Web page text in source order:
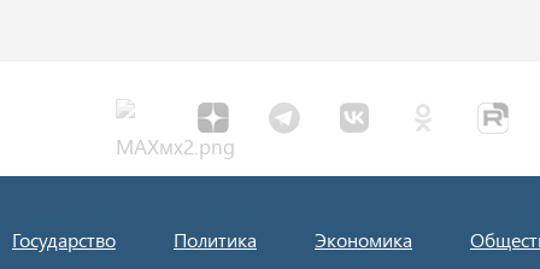
Государство Политика Экономика